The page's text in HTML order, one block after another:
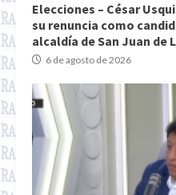
Elecciones – César
su renuncia como
alcaldía de San Juan de
6 de agosto de 2026